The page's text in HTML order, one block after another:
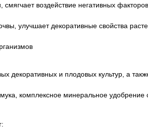
воздействие негативных
улучшает декоративные свойства
и плодовых культур, а
комплексное минеральное